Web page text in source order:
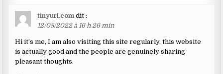
tinyurl.com dit :
12/08/2022 à 16 h 26 min
Hi it’s me, I am also visiting this site regularly, this website
is actually good and the people are genuinely sharing
pleasant thoughts.